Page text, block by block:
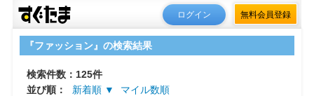
ログイン 無料会員登録
『ファッション』の検索結果
検索件数：125件
並び順：
新着順 ▼
マイル数順